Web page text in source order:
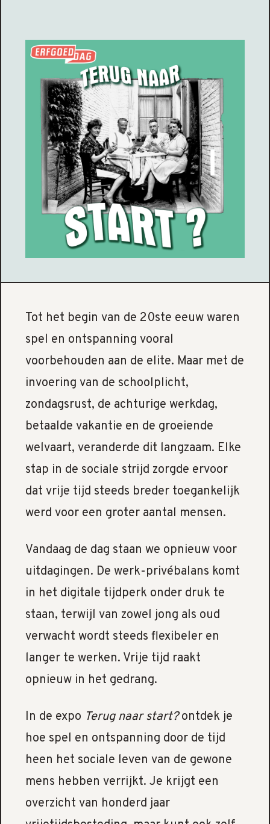
Tot het begin van de 20ste eeuw waren
spel en ontspanning vooral
voorbehouden aan de elite. Maar met de
invoering van de schoolplicht,
zondagsrust, de achturige werkdag,
betaalde vakantie en de groeiende
welvaart, veranderde dit langzaam. Elke
stap in de sociale strijd zorgde ervoor
dat vrije tijd steeds breder toegankelijk
werd voor een groter aantal mensen.
Vandaag de dag staan we opnieuw voor
uitdagingen. De werk-privébalans komt
in het digitale tijdperk onder druk te
staan, terwijl van zowel jong als oud
verwacht wordt steeds flexibeler en
langer te werken. Vrije tijd raakt
opnieuw in het gedrang.
In de expo Terug naar start?ontdek je
hoe spel en ontspanning door de tijd
heen het sociale leven van de gewone
mens hebben verrijkt. Je krijgt een
overzicht van honderd jaar